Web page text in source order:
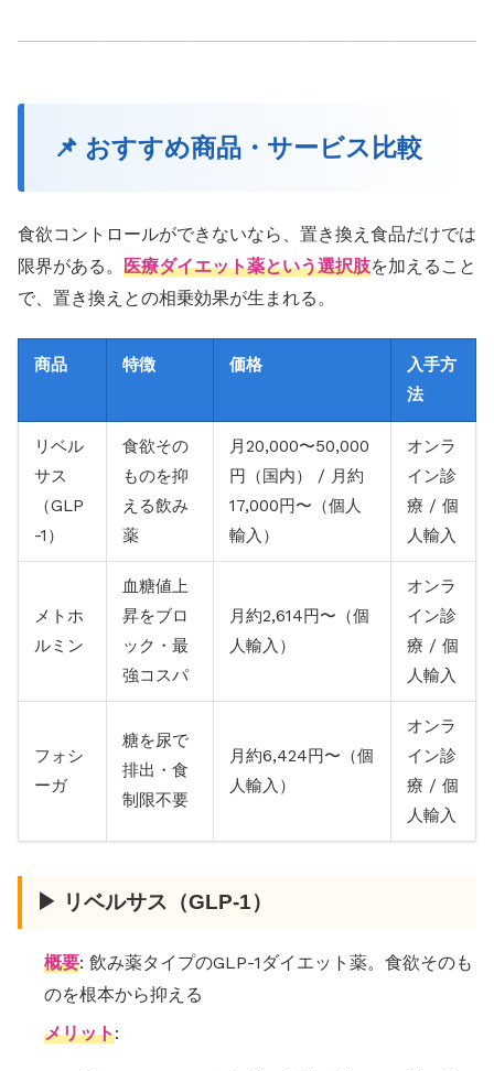
📌 おすすめ商品・サービス比較
食欲コントロールができないなら、置き換え食品だけでは
限界がある。 医療ダイエット薬という選択肢を加えること
で、置き換えとの相乗効果が生まれる。
商品 特徴 価格
入手方
法
リベル
サス
（GLP
-1）
食欲その
ものを抑
える飲み
薬
月20,000〜50,000
円（国内） / 月約
17,000円〜（個人
輸入）
オンラ
イン診
療 / 個
人輸入
メトホ
ルミン
血糖値上
昇をブロ
ック・最
強コスパ
月約2,614円〜（個
人輸入）
オンラ
イン診
療 / 個
人輸入
フォシ
ーガ
糖を尿で
排出・食
制限不要
月約6,424円〜（個
人輸入）
オンラ
イン診
療 / 個
人輸入
▶ リベルサス（GLP-1）
概要: 飲み薬タイプのGLP-1ダイエット薬。食欲そのも
のを根本から抑える
メリット: